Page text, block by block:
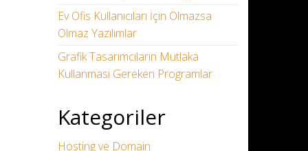
Ev Ofis Kullanıcıları İçin Olmazsa
Olmaz Yazılımlar
Grafik Tasarımcıların Mutlaka
Kullanması Gereken Programlar
Kategoriler
Hosting ve Domain